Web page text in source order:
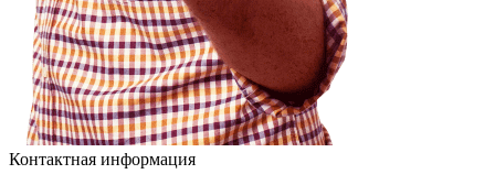
Контактная информация